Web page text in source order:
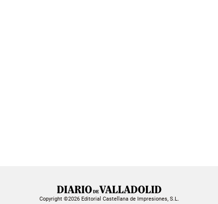
Copyright ©2026 Editorial Castellana de Impresiones, S.L.